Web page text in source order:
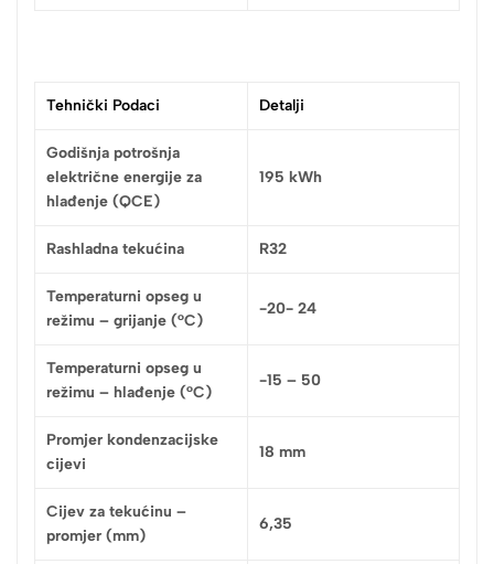
Tehnički Podaci Detalji
Godišnja potrošnja
električne energije za
hlađenje (QCE)
195 kWh
Rashladna tekućina R32
Temperaturni opseg u
režimu – grijanje (°C)
-20- 24
Temperaturni opseg u
režimu – hlađenje (°C)
-15 – 50
Promjer kondenzacijske
cijevi
18 mm
Cijev za tekućinu –
promjer (mm)
6,35